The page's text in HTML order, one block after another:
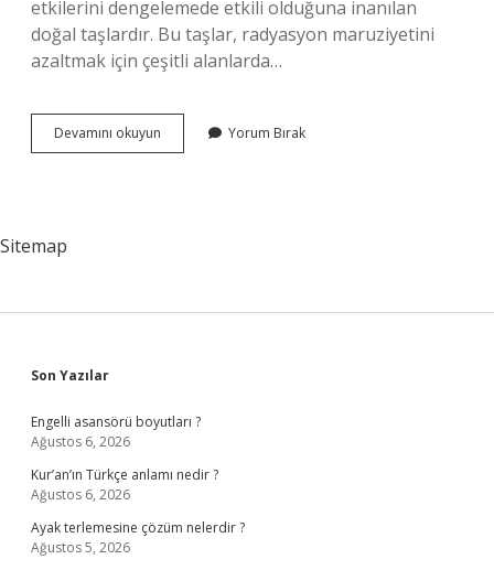
etkilerini dengelemede etkili olduğuna inanılan
doğal taşlardır. Bu taşlar, radyasyon maruziyetini
azaltmak için çeşitli alanlarda…
Devamını okuyun
Işınını
Yorum Bırak
Sitemap
Sidebar
Son Yazılar
Engelli asansörü boyutları ?
Ağustos 6, 2026
Kur’an’ın Türkçe anlamı nedir ?
Ağustos 6, 2026
Ayak terlemesine çözüm nelerdir ?
Ağustos 5, 2026